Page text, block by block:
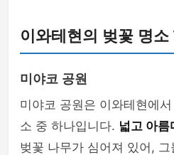
이와테현의 벚꽃 명소
미야코 공원
미야코 공원은 이와테현에
소 중 하나입니다. 넓고 아름
벚꽃 나무가 심어져 있어,